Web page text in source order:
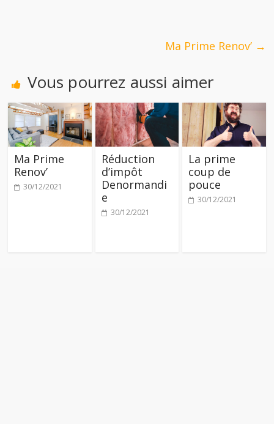
Ma Prime Renov’ →
Vous pourrez aussi aimer
Ma Prime
Renov’
30/12/2021
Réduction
d’impôt
Denormandi
e
30/12/2021
La prime
coup de
pouce
30/12/2021